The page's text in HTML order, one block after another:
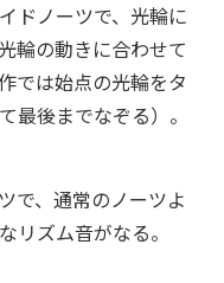
ドノーツで、光輪に
輪の動きに合わせて
では始点の光輪をタ
最後までなぞる）。
で、通常のノーツよ
リズム音がなる。